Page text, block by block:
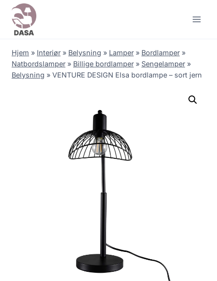
Skip
content
Hjem » Interiør » Belysning » Lamper » Bordlamper »
Natbordslamper » Billige bordlamper » Sengelamper »
Belysning » VENTURE DESIGN Elsa bordlampe – sort jern